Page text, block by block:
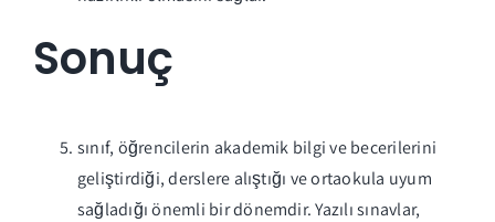
Sonuç
sınıf, öğrencilerin akademik bilgi ve becerilerini
geliştirdiği, derslere alıştığı ve ortaokula uyum
sağladığı önemli bir dönemdir. Yazılı sınavlar,